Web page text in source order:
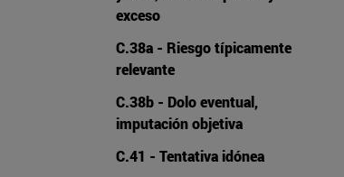
exceso
C.38a - Riesgo típicamente
relevante
C.38b - Dolo eventual,
imputación objetiva
C.41 - Tentativa idónea